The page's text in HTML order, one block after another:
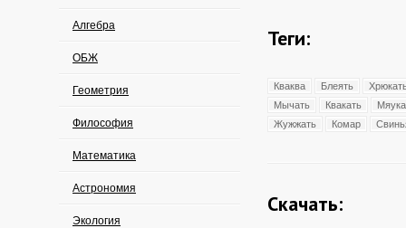
Алгебра
ОБЖ
Геометрия
Философия
Математика
Астрономия
Экология
Теги:
Кваква Блеять
Мычать
Квакать
Жужжать
Комар
Скачать: